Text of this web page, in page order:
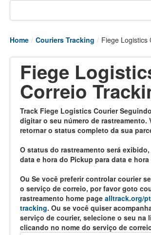
Tracking links
Couriers Tracking
Air Cargo Tracking
Vessel Tracking
Port Of Calls
Home / Couriers Tracking / Fiege Logistics
Fiege
Correio
Track Fiege Logistics Courier
digitar o seu número de rastreamento.
retornar o status completo da sua
O status do rastreamento será
data e hora do Pickup para data e hora
Ou Se você preferir controlar courier
o serviço de correio, por favor goto
rastreamento home page alltrack.org/
tracking. Ou se você quiser
serviço de courier, selecione o seu na
clicando no nome do serviço de